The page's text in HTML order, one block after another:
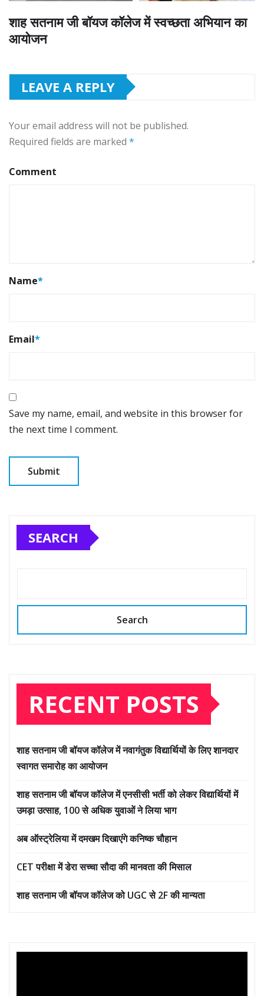
शाह सतनाम जी बॉयज कॉलेज में स्वच्छता अभियान का
आयोजन
LEAVE A REPLY
Your email address will not be published.
Required fields are marked *
Comment
Name*
Email*
Save my name, email, and website in this browser for
the next time I comment.
SEARCH
Search
RECENT POSTS
शाह सतनाम जी बॉयज कॉलेज में नवागंतुक विद्यार्थियों के लिए शानदार
स्वागत समारोह का आयोजन
शाह सतनाम जी बॉयज कॉलेज में एनसीसी भर्ती को लेकर विद्यार्थियों में
उमड़ा उत्साह, 100 से अधिक युवाओं ने लिया भाग
अब ऑस्ट्रेलिया में दमखम दिखाएंगे कनिष्क चौहान
CET परीक्षा में डेरा सच्चा सौदा की मानवता की मिसाल
शाह सतनाम जी बॉयज कॉलेज को UGC से 2F की मान्यता